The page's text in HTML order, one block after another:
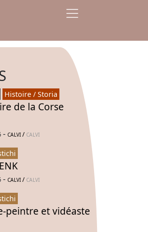
Histoire / Storia
de la Corse
- CALVI / CALVI
- CALVI / CALVI
peintre et vidéaste